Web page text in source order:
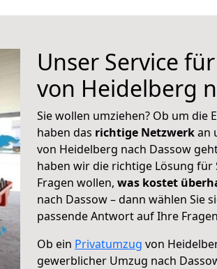
Unser Service
von Heidelberg
Sie wollen umziehen? Ob um die
haben das richtige Netzwerkan
von Heidelberg nach Dassow
haben wir die richtige Lösung für
Fragen wollen, was kostet
nach Dassow – dann wählen Sie
passende Antwort auf Ihre
Ob ein Privatumzug von
gewerblicher Umzug nach